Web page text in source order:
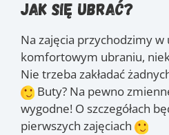
Jak się ubrać?
Na zajęcia przychodzimy
komfortowym ubraniu,
Nie trzeba zakładać
Buty? Na pewno
wygodne! O szczegółach
pierwszych zajęciach